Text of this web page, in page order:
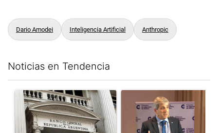
Dario Amodei Inteligencia Artificial Anthropic
Noticias en Tendencia
Un artículo de tendencia con el título "Las reservas del Banco